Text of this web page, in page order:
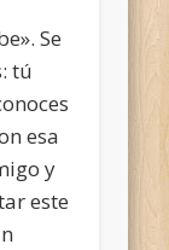
Se
tú
esa
y
este